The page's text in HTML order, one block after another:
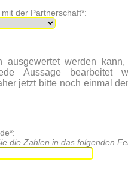
der Partnerschaft*:
ausgewertet werden
Aussage bearbeitet
jetzt bitte noch einmal
die Zahlen in das folgenden